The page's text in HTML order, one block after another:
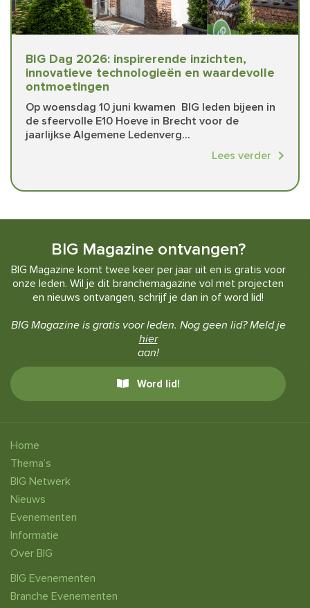
BIG Dag 2026: inspirerende inzichten,
innovatieve technologieën en waardevolle
ontmoetingen
Op woensdag 10 juni kwamen BIG leden bijeen in
de sfeervolle E10 Hoeve in Brecht voor de
jaarlijkse Algemene Ledenverg...
Lees verder
BIG Magazine ontvangen?
BIG Magazine komt twee keer per jaar uit en is gratis voor
onze leden. Wil je dit branchemagazine vol met projecten
en nieuws ontvangen, schrijf je dan in of word lid!
BIG Magazine is gratis voor leden. Nog geen lid? Meld je
hier
aan!
Word lid!
Home
Thema’s
BIG Netwerk
Nieuws
Evenementen
Informatie
Over BIG
BIG Evenementen
Branche Evenementen